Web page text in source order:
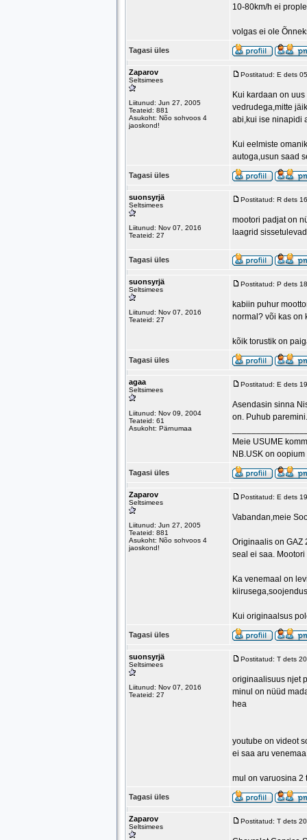
10-80km/h ei
volgas ei ole
Tagasi üles
Zaparov
Seltsimees
Liitunud: Jun 27, 2005
Teateid: 881
Asukoht: Nõo sohvoos 4
jaoskond!
Postitatud: E dets
Kui kardaan on
vedrudega,mitte
abi,kui ise ninapidi
Kui eelmiste
autoga,usun saad
Tagasi üles
suonsyrjä
Seltsimees
Liitunud: Nov 07, 2016
Teateid: 27
Postitatud: R dets
mootori padjat on
laagrid sissetulevad
Tagasi üles
suonsyrjä
Seltsimees
Liitunud: Nov 07, 2016
Teateid: 27
Postitatud: P dets
kabiin puhur
normal? või kas on
kõik torustik on
Tagasi üles
agaa
Seltsimees
Liitunud: Nov 09, 2004
Teateid: 61
Asukoht: Pärnumaa
Postitatud: E dets
Asendasin sinna
on. Puhub paremini.
Meie USUME
NB.USK on
Tagasi üles
Zaparov
Seltsimees
Liitunud: Jun 27, 2005
Teateid: 881
Asukoht: Nõo sohvoos 4
jaoskond!
Postitatud: E dets
Vabandan,meie
Originaalis on GAZ
seal ei saa.
Ka venemaal on
Kui originaalsus
Tagasi üles
suonsyrjä
Seltsimees
Liitunud: Nov 07, 2016
Teateid: 27
Postitatud: T dets
originaalisuus njet
minul on nüüd
hea
youtube on videot
ei saa aru
mul on varuosina 2
Tagasi üles
Zaparov
Seltsimees
Postitatud: T dets